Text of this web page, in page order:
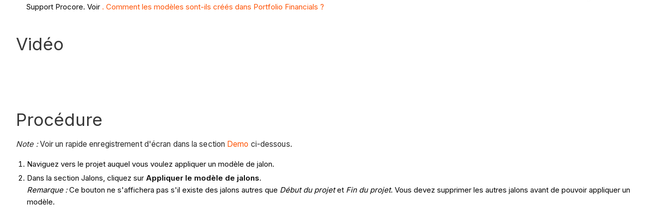
Support Procore. Voir . Comment les modèles sont-ils créés dans Portfolio Financials ?
Vidéo
Procédure
Note :Voir un rapide enregistrement d'écran dans la section Demo ci-dessous.
Naviguez vers le projet auquel vous voulez appliquer un modèle de jalon.
Dans la section Jalons, cliquez sur Appliquer le modèle de jalons.
Remarque :Ce bouton ne s'affichera pas s'il existe des jalons autres que Début du projetet Fin du projet. Vous devez supprimer les autres jalons avant de pouvoir appliquer un
modèle.